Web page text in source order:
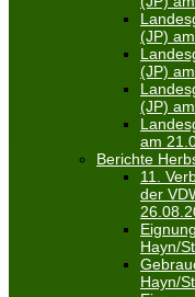
(JP)
(JP)
(JP)
am
Berichte
11.
der
Hayn/
Hayn/